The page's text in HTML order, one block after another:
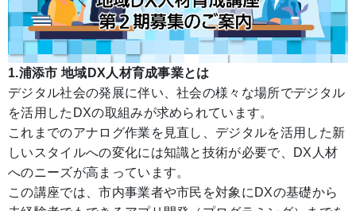
1.浦添市 地域DX人材育成事業とは
デジタル社会の発展に伴い、社会の様々な場所でデジタル
を活用したDXの取組みが求められています。
これまでのアナログ作業を見直し、デジタルを活用した新
しいスタイルへの変化には知識と技術が必要で、DX人材
へのニーズが高まっています。
この講座では、市内事業者や市民を対象にDXの基礎から